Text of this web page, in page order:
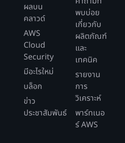
ผลบน
คลาวด์
AWS
Cloud
Security
มีอะไรใหม่
บล็อก
ข่าว
ประชาสัมพันธ์
พบบ่อย
เกี่ยวกับ
ผลิตภัณฑ์
และ
เทคนิค
รายงาน
การ
วิเคราะห์
พาร์ทเนอ
ร์ AWS